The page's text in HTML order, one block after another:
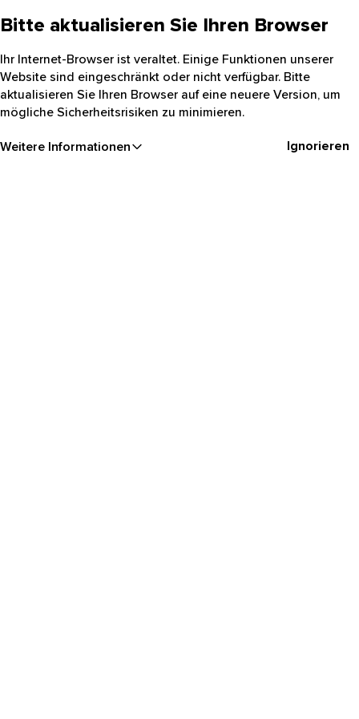
Bitte aktualisieren Sie Ihren Browser
Ihr Internet-Browser ist veraltet. Einige Funktionen unserer
Website sind eingeschränkt oder nicht verfügbar. Bitte
aktualisieren Sie Ihren Browser auf eine neuere Version, um
mögliche Sicherheitsrisiken zu minimieren.
Weitere Informationen Ignorieren